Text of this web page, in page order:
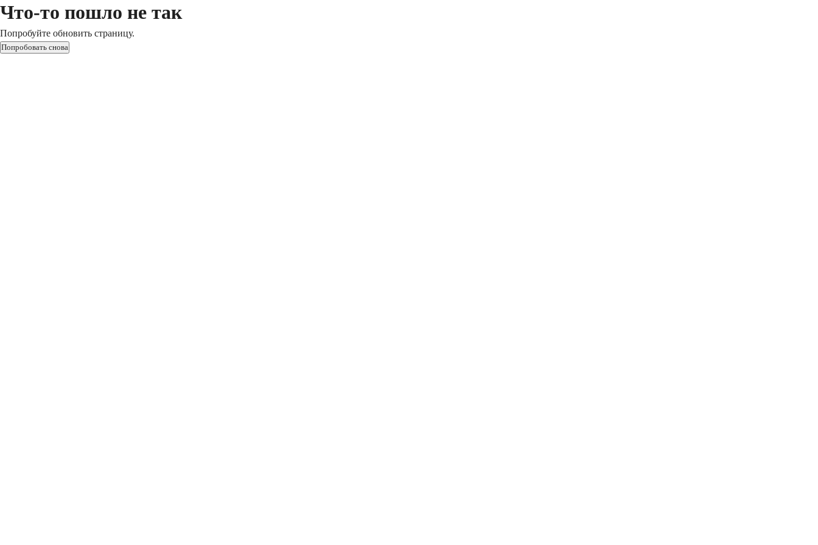
Что-то пошло не так
Попробуйте обновить страницу.
Попробовать снова